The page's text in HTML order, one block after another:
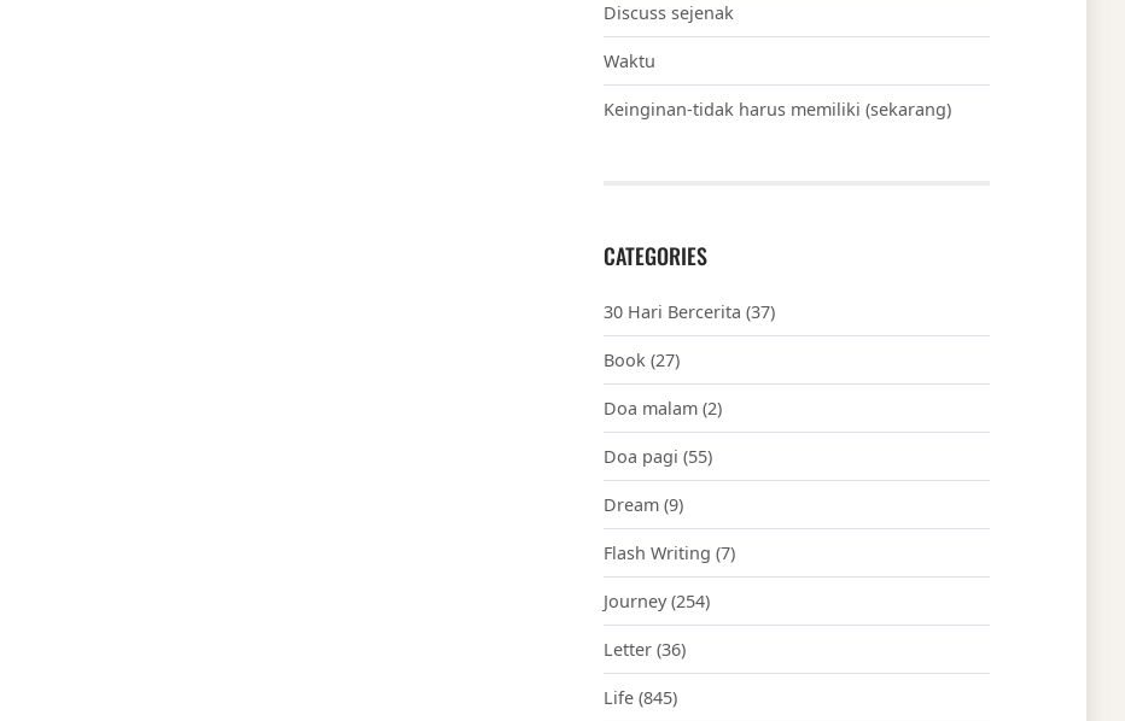
Discuss sejenak
Waktu
Keinginan-tidak harus memiliki (sekarang)
CATEGORIES
30 Hari Bercerita (37)
Book (27)
Doa malam (2)
Doa pagi (55)
Dream (9)
Flash Writing (7)
Journey(254)
Letter (36)
Life (845)